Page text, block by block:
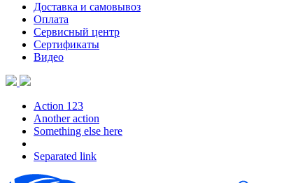
Доставка и самовывоз
Оплата
Сервисный центр
Сертификаты
Видео
Action 123
Another action
Something else here
Separated link